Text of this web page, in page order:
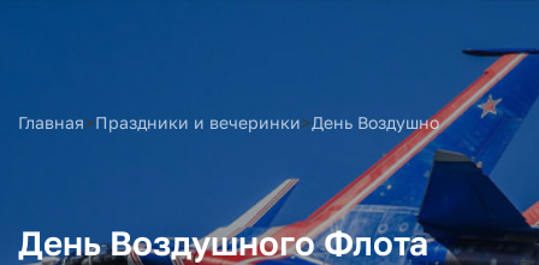
Главная>Праздники и вечеринки>День Воздушного Флота
День Воздушного Флота